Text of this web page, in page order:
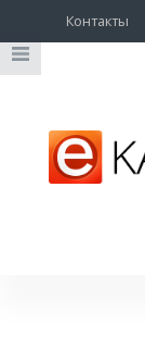
Контакты